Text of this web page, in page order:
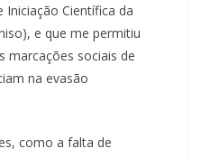
Iniciação Científica da
e que me permitiu
marcações sociais de
na evasão
como a falta de